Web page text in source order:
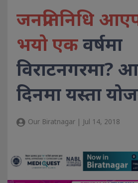
जनप्रतिनिधि
भयो एकवर्षमा
विराटनगरमा?
दिनमा यस्ता
Our Biratnagar | Jul 14, 2018